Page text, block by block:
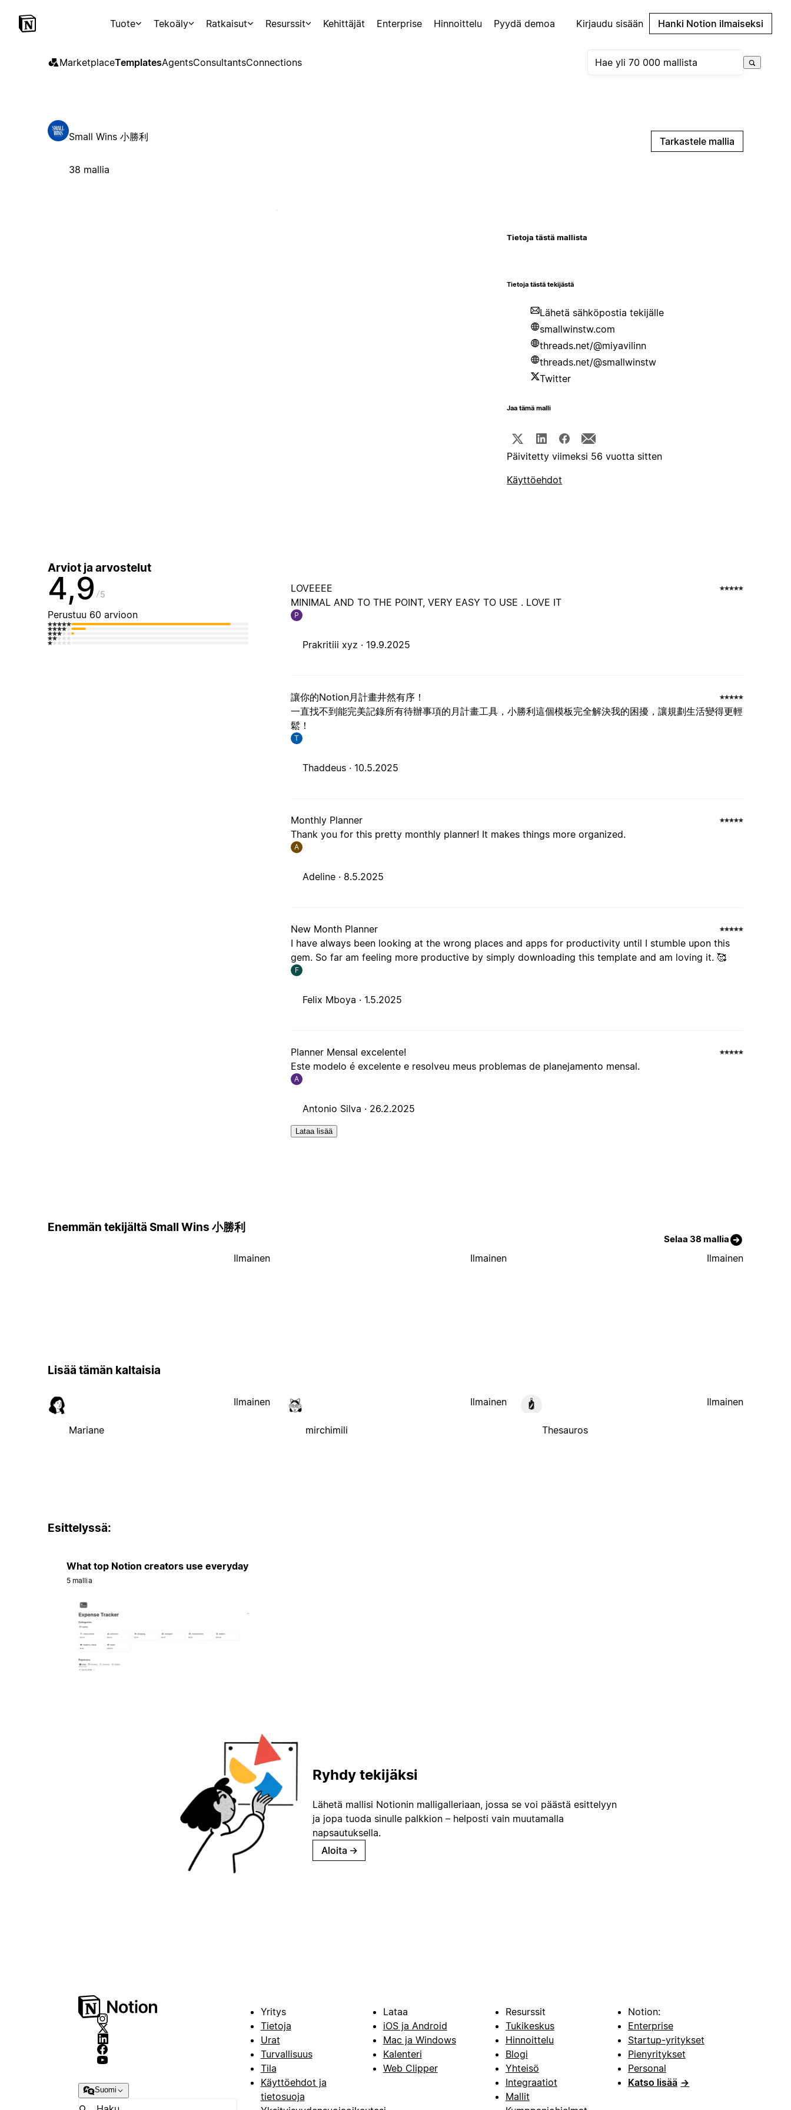
Tuote Tekoäly Ratkaisut Resurssit Kehittäjät Enterprise Hinnoittelu Pyydä demoa Kirjaudu sisään Hanki Notion ilmaiseksi
MarketplaceTemplatesAgentsConsultantsConnections
Small Wins 小勝利
38 mallia
Tarkastele mallia
Tietoja tästä mallista
Tietoja tästä tekijästä
Lähetä sähköpostia tekijälle
smallwinstw.com
threads.net/@miyavilinn
threads.net/@smallwinstw
Twitter
Jaa tämä malli
Päivitetty viimeksi 56 vuotta sitten
Käyttöehdot
Arviot ja arvostelut
4,9 5
Perustuu 60 arvioon
LOVEEEE
MINIMAL AND TO THE POINT, VERY EASY TO USE . LOVE IT
P
Prakritiii xyz · 19.9.2025
讓你的Notion月計畫井然有序！
一直找不到能完美記錄所有待辦事項的月計畫工具，小勝利這個模板完全解決我的困擾，讓規劃生活變得更輕
鬆！
T
Thaddeus · 10.5.2025
Monthly Planner
Thank you for this pretty monthly planner! It makes things more organized.
A
Adeline · 8.5.2025
New Month Planner
I have always been looking at the wrong places and apps for productivity until I stumble upon this
gem. So far am feeling more productive by simply downloading this template and am loving it. 🥰
F
Felix Mboya · 1.5.2025
Planner Mensal excelente!
Este modelo é excelente e resolveu meus problemas de planejamento mensal.
A
Antonio Silva · 26.2.2025
Lataa lisää
Enemmän tekijältä Small Wins 小勝利
Selaa 38 mallia
Ilmainen Ilmainen Ilmainen
Lisää tämän kaltaisia
Mariane
Ilmainen
mirchimili
Ilmainen
Thesauros
Ilmainen
Esittelyssä:
What top Notion creators use everyday
5 mallia
Ryhdy tekijäksi
Lähetä mallisi Notionin malligalleriaan, jossa se voi päästä esittelyyn
ja jopa tuoda sinulle palkkion – helposti vain muutamalla
napsautuksella.
Aloita →
Suomi
Yritys
Tietoja
Urat
Turvallisuus
Tila
Käyttöehdot ja
tietosuoja
Lataa
iOS ja Android
Mac ja Windows
Kalenteri
Web Clipper
Resurssit
Tukikeskus
Hinnoittelu
Blogi
Yhteisö
Integraatiot
Mallit
Notion:
Enterprise
Startup-yritykset
Pienyritykset
Personal
Katso lisää →